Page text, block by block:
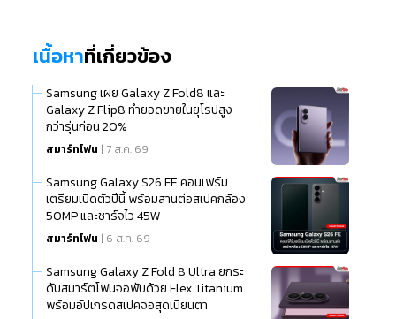
เนื้อหาที่เกี่ยวข้อง
Samsung เผย Galaxy Z Fold8 และ
Galaxy Z Flip8 ทำยอดขายในยุโรปสูง
กว่ารุ่นก่อน 20%
สมาร์ทโฟน | 7 ส.ค. 69
Samsung Galaxy S26 FE คอนเฟิร์ม
เตรียมเปิดตัวปีนี้ พร้อมสานต่อสเปคกล้อง
50MP และชาร์จไว 45W
สมาร์ทโฟน | 6 ส.ค. 69
Samsung Galaxy Z Fold 8 Ultra ยกระ
ดับสมาร์ตโฟนจอพับด้วย Flex Titanium
พร้อมอัปเกรดสเปคจอสุดเนียนตา